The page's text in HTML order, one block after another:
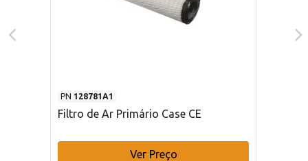
PN 128781A1
Filtro de Ar Primário Case CE
Ver Preço